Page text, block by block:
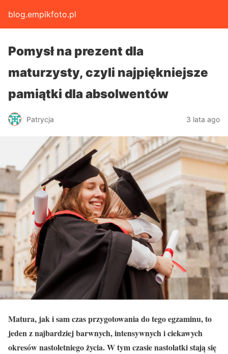
blog.empikfoto.pl
Pomysł na prezent dla
maturzysty, czyli najpiękniejsze
pamiątki dla absolwentów
Patrycja 3 lata ago
Matura, jak i sam czas przygotowania do tego egzaminu, to
jeden z najbardziej barwnych, intensywnych i ciekawych
okresów nastoletniego życia. W tym czasie nastolatki stają się